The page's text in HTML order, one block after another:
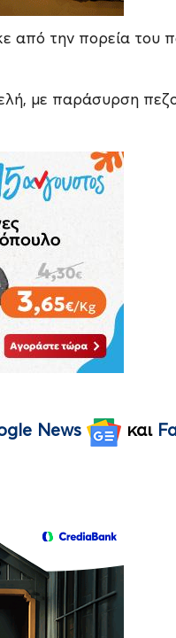
από την πορεία του
News και